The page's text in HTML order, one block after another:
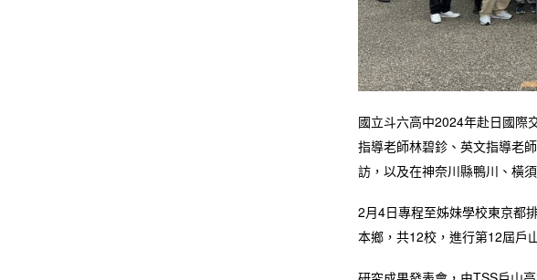
國立斗六高中2024年赴日國際
指導老師林碧鉁、英文指導老
訪，以及在神奈川縣鴨川、橫
2月4日專程至姊妹學校東京都
本鄉，共12校，進行第12屆戶